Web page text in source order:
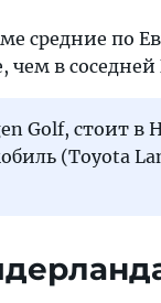
средние по
чем в
Golf, стоит в
(Toyota